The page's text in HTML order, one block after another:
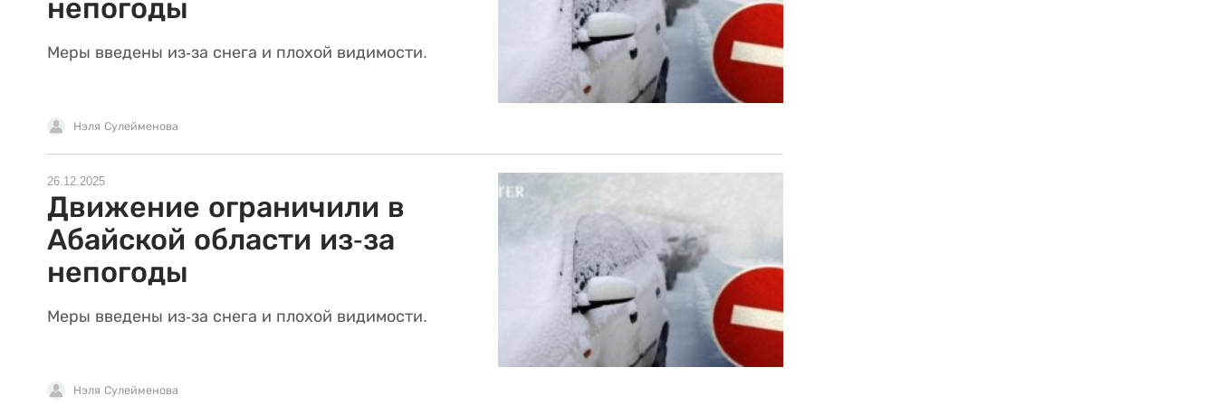
непогоды
Меры введены из-за снега и плохой видимости.
Нэля Сулейменова
26.12.2025
Движение ограничили в
Абайской области из-за
непогоды
Меры введены из-за снега и плохой видимости.
Нэля Сулейменова